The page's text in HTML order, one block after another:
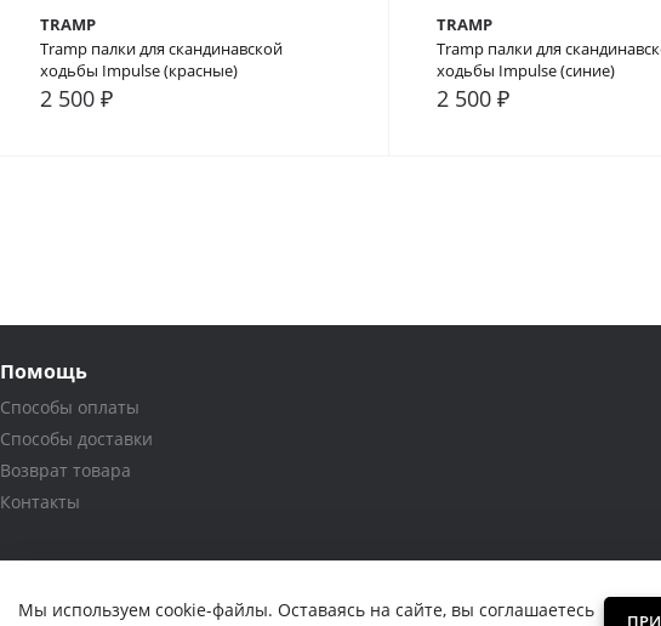
TRAMP
Tramp палки для скандинавской
ходьбы Impulse (красные)
2 500 ₽В сравнение
TRAMP
Tramp палки для
ходьбы Impulse (синие)
2 500 ₽В сравнение
Помощь
Способы оплаты
Способы доставки
Возврат товара
Контакты
Мы используем cookie-файлы. Оставаясь на сайте, вы соглашаетесь